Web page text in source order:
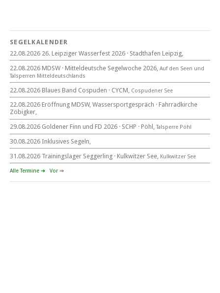
22. August 2026
beim CYCM
für alle Segler am See
Mitteldeutsche Segelwoche
22. – 30. August 2026 in Sachsen · Thüringen · Sachsen Anhalt
Goldener Finn und FD 2026
29. – 30. August 2026
beim SCHP auf der Talsperre Pöhl
SEGELKALENDER
22.08.2026 26. Leipziger Wasserfest 2026 · Stadthafen Leipzig,
22.08.2026 MDSW · Mitteldeutsche Segelwoche 2026, Auf den Seen und
Tal­sperren Mittel­deut­sch­lands
22.08.2026 Blaues Band Cospuden · CYCM, Cospudener See
22.08.2026 Eröffnung MDSW, Wassersportgespräch · Fahrradkirche
Zöbigker,
29.08.2026 Goldener Finn und FD 2026 · SCHP · Pöhl, Talsperre Pöhl
30.08.2026 Inklusives Segeln,
31.08.2026 Trainingslager Seggerling · Kulkwitzer See, Kulkwitzer See
Alle Termine ➔ Vor ⇒